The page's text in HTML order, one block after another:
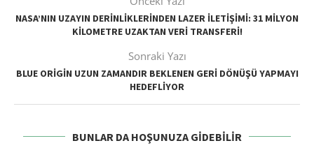
NASA’NIN UZAYIN DERINLIKLERINDEN LAZER İLETIŞIMI: 31 MILYON
KILOMETRE UZAKTAN VERI TRANSFERI!
Sonraki Yazı
BLUE ORIGIN UZUN ZAMANDIR BEKLENEN GERI DÖNÜŞÜ YAPMAYI
HEDEFLIYOR
BUNLAR DA HOŞUNUZA GIDEBILIR